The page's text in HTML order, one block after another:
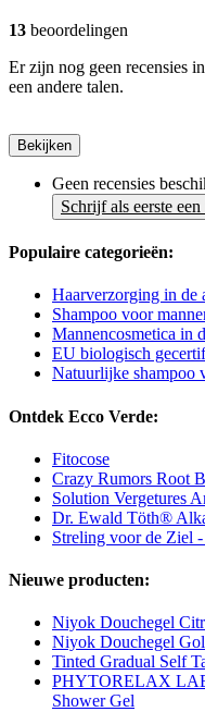
13 beoordelingen
Er zijn nog geen recensies
een andere talen.
Bekijken
Geen recensies
Schrijf als eerste
Populaire categorieën:
Haarverzorging in de
Shampoo voor
Mannencosmetica in
EU biologisch
Natuurlijke shampoo
Ontdek Ecco Verde:
Fitocose
Crazy Rumors Root
Solution Vergetures
Dr. Ewald Töth®
Streling voor de Ziel
Nieuwe producten:
Niyok Douchegel
Niyok Douchegel
Tinted Gradual Self
PHYTORELAX
Shower Gel